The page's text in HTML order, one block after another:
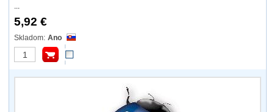
...
5,92 €
Ano